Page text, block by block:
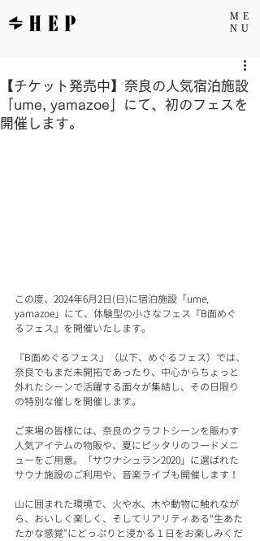
ME
NU
【チケット発売中】奈良の人気宿泊施設
「ume, yamazoe」にて、初のフェスを
開催します。
この度、2024年6月2日(日)に宿泊施設「ume,
yamazoe」にて、体験型の小さなフェス『B面めぐ
るフェス』を開催いたします。
『B面めぐるフェス』（以下、めぐるフェス）では、
奈良でもまだ未開拓であったり、中心からちょっと
外れたシーンで活躍する面々が集結し、その日限り
の特別な催しを開催します。
ご来場の皆様には、奈良のクラフトシーンを賑わす
人気アイテムの物販や、夏にピッタリのフードメニ
ューをご用意。「サウナシュラン2020」に選ばれた
サウナ施設のご利用や、音楽ライブも開催します！
山に囲まれた環境で、火や水、木や動物に触れなが
ら、おいしく楽しく、そしてリアリティある“生あた
たかな感覚”にどっぷりと浸かる１日をお楽しみくだ